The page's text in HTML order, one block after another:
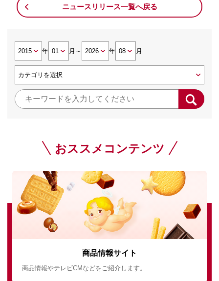
ニュースリリース一覧へ戻る
年 月 ～ 年 月
おススメコンテンツ
商品情報サイト
商品情報やテレビCMなどをご紹介します。